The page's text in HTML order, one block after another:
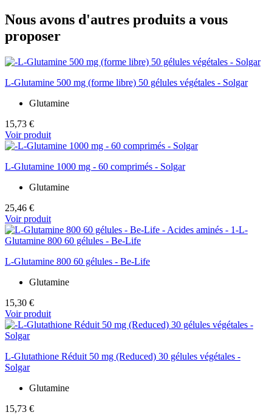
Nous avons d'autres produits a vous
proposer
L-Glutamine 500 mg (forme libre) 50 gélules végétales - Solgar
Glutamine
15,73 €
Voir produit
L-Glutamine 1000 mg - 60 comprimés - Solgar
Glutamine
25,46 €
Voir produit
L-Glutamine 800 60 gélules - Be-Life
Glutamine
15,30 €
Voir produit
L-Glutathione Réduit 50 mg (Reduced) 30 gélules végétales -
Solgar
Glutamine
15,73 €